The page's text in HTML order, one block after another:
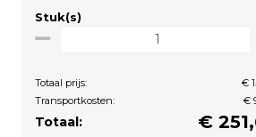
Stuk(s)
Totaal prijs:
€
Transportkosten:
€
Totaal: €